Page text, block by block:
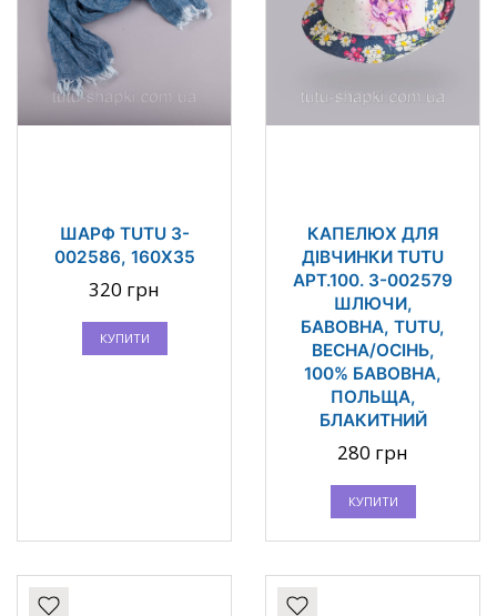
ШАРФ TUTU 3-
002586, 160Х35
320 грн
КУПИТИ
КАПЕЛЮХ ДЛЯ
ДІВЧИНКИ TUTU
АРТ.100. 3-002579
ШЛЮЧИ,
БАВОВНА, TUTU,
ВЕСНА/ОСІНЬ,
100% БАВОВНА,
ПОЛЬЩА,
БЛАКИТНИЙ
280 грн
КУПИТИ